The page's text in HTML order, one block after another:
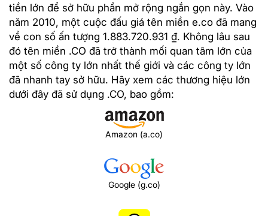
tiền lớn để sở hữu phần mở rộng ngắn gọn này. Vào
năm 2010, một cuộc đấu giá tên miền e.co đã mang
về con số ấn tượng 1.883.720.931 ₫. Không lâu sau
đó tên miền .CO đã trở thành mối quan tâm lớn của
một số công ty lớn nhất thế giới và các công ty lớn
đã nhanh tay sở hữu. Hãy xem các thương hiệu lớn
dưới đây đã sử dụng .CO, bao gồm:
Amazon (a.co)
Google (g.co)